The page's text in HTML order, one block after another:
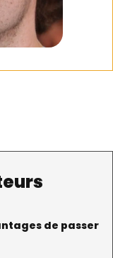
de passer